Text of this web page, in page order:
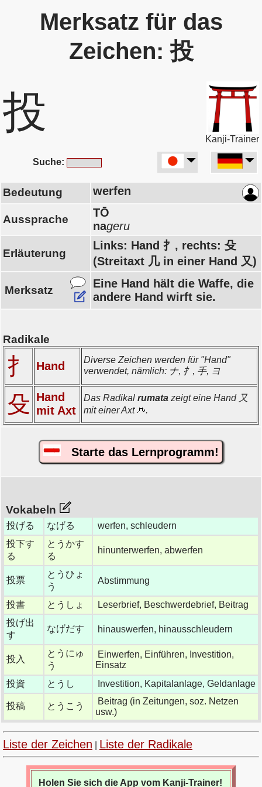
Merksatz für das
Zeichen: 投
投
Kanji-Trainer
Suche:
Bedeutung werfen
Aussprache
TŌ
nageru
Erläuterung
Links: Hand 扌, rechts: 殳
(Streitaxt 几 in einer Hand 又)
Merksatz
Eine Hand hält die Waffe, die
andere Hand wirft sie.
Radikale
扌 Hand
Diverse Zeichen werden für "Hand"
verwendet, nämlich: ナ, 扌, 手, ヨ
殳 Hand
mit Axt
Das Radikal rumata zeigt eine Hand 又
mit einer Axt
.
Starte das Lernprogramm!
Vokabeln
投げる なげる
werfen, schleudern
投下す
る
とうかす
る
hinunterwerfen, abwerfen
投票
とうひょ
う
Abstimmung
投書 とうしょ
Leserbrief, Beschwerdebrief, Beitrag
投げ出
す
なげだす hinauswerfen, hinausschleudern
投入
とうにゅ
う
Einwerfen, Einführen, Investition,
Einsatz
投資
とうし Investition, Kapitalanlage, Geldanlage
投稿 とうこう
Beitrag (in Zeitungen, soz. Netzen
usw.)
Liste der Zeichen Liste der Radikale
Holen Sie sich die App vom Kanji-Trainer!